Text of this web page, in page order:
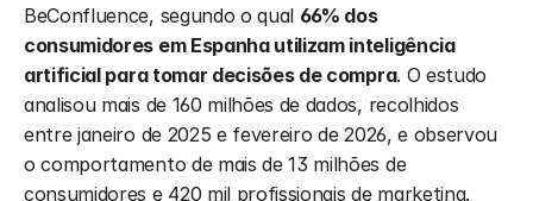
BeConfluence, segundo o qual 66% dos
consumidores em Espanha utilizam inteligência
artificial para tomar decisões de compra. O estudo
analisou mais de 160 milhões de dados, recolhidos
entre janeiro de 2025 e fevereiro de 2026, e observou
o comportamento de mais de 13 milhões de
consumidores e 420 mil profissionais de marketing.